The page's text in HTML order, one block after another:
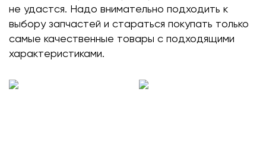
не удастся. Надо внимательно подходить к
выбору запчастей и стараться покупать только
самые качественные товары с подходящими
характеристиками.